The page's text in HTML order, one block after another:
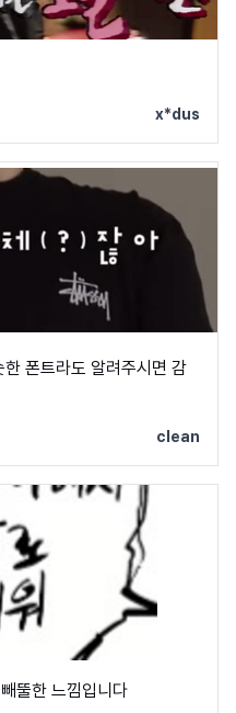
x*dus
폰트라도 알려주시면 감
clean
뚤한 느낌입니다